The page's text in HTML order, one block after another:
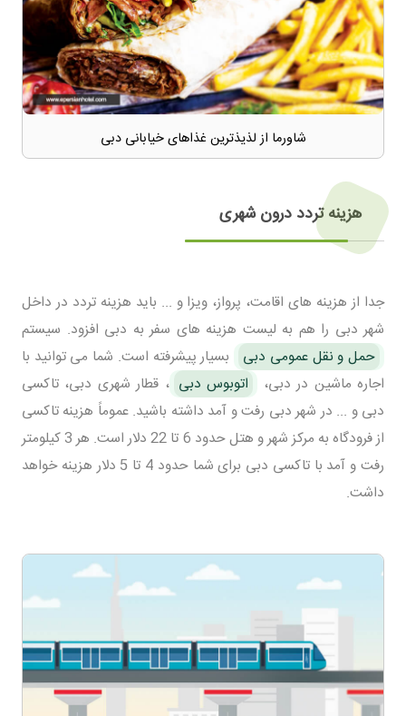
شاورما از لذیذترین غذاهای خیابانی دبی
هزینه تردد درون شهری
جدا از هزینه های اقامت، پرواز، ویزا و ... باید هزینه تردد در داخل
شهر دبی را هم به لیست هزینه های سفر به دبی افزود. سیستم
حمل و نقل عمومی دبی
بسیار پیشرفته است. شما می توانید با
اجاره ماشین در دبی،
اتوبوس دبی ، قطار شهری دبی، تاکسی
دبی و ... در شهر دبی رفت و آمد داشته باشید. عموماً هزینه تاکسی
از فرودگاه به مرکز شهر و هتل حدود 6 تا 22 دلار است. هر 3 کیلومتر
رفت و آمد با تاکسی دبی برای شما حدود 4 تا 5 دلار هزینه خواهد
داشت.